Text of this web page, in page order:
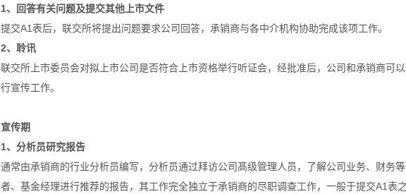
1、回答有关问题及提交其他上市文件
提交A1表后，联交所将提出问题要求公司回答，承销商与各中介机构协助完成该项工作。
2、聆讯
联交所上市委员会对拟上市公司是否符合上市资格举行听证会，经批准后，公司和承销商可
行宣传工作。
宣传期
1、分析员研究报告
通常由承销商的行业分析员编写，分析员通过拜访公司髙级管理人员，了解公司业务、财务
者、基金经理进行推荐的报告，其工作完全独立于承销商的尽职调查工作，一般于提交A1表